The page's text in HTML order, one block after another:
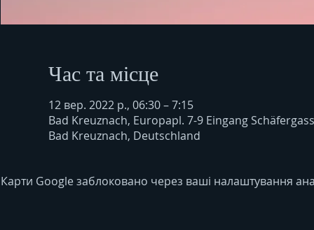
Час та місце
12 вер. 2022 р., 06:30 – 7:15
Bad Kreuznach, Europapl. 7-9 Eingang
Bad Kreuznach, Deutschland
Карти Google заблоковано через ваші налаштування